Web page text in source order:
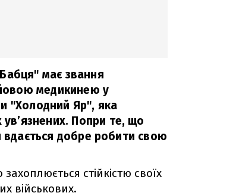
має звання
медикинею у
"Холодний Яр", яка
Попри те, що
вдається добре робити свою
стійкістю своїх
військових.